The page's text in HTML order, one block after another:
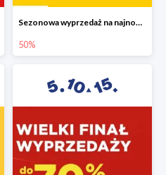
Sezonowa wyprzedaż na najnowszą kolekcję do -50%
50%